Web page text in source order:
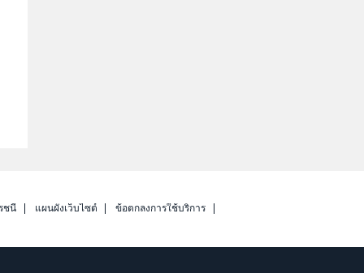
ชนี แผนผังเว็บไซต์ ข้อตกลงการใช้บริการ